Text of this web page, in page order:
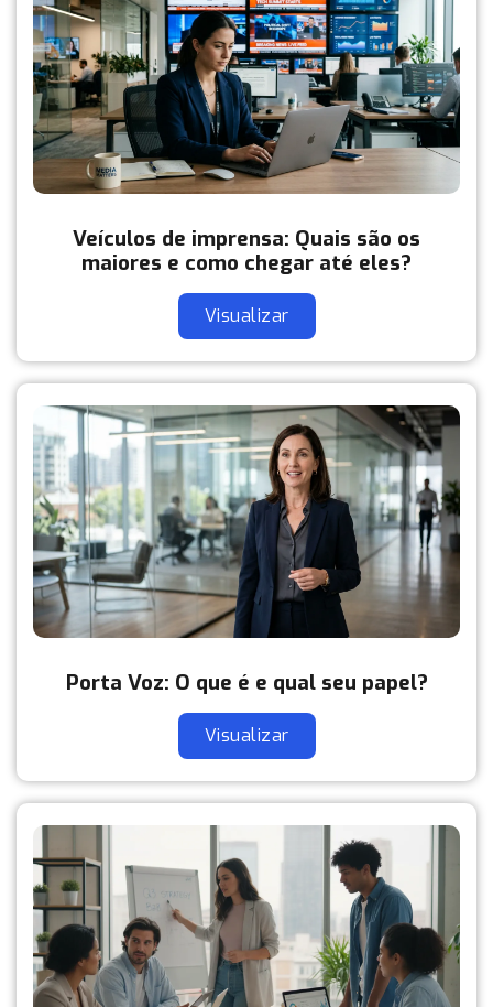
Veículos de imprensa: Quais são os
maiores e como chegar até eles?
Visualizar
Porta Voz: O que é e qual seu papel?
Visualizar